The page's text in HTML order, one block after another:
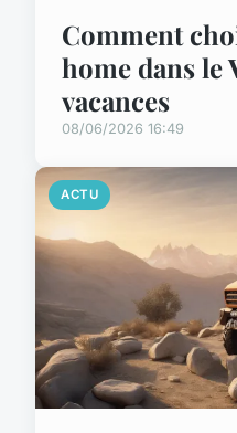
Comment
home dans le
vacances
08/06/2026 16:49
ACTU